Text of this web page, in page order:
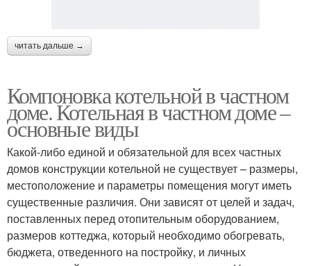
читать дальше →
Компоновка котельной в частном
доме. Котельная в частном доме –
основные виды
Какой-либо единой и обязательной для всех частных
домов конструкции котельной не существует – размеры,
местоположение и параметры помещения могут иметь
существенные различия. Они зависят от целей и задач,
поставленных перед отопительным оборудованием,
размеров коттеджа, который необходимо обогревать,
бюджета, отведенного на постройку, и личных